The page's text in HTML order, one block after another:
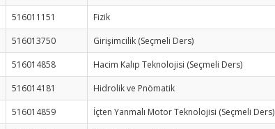
516011151 Fizik
516013750 Girişimcilik (Seçmeli Ders)
516014858 Hacim Kalıp Teknolojisi (Seçmeli Ders)
516014181 Hidrolik ve Pnömatik
516014859 İçten Yanmalı Motor Teknolojisi (Seçmeli Ders)